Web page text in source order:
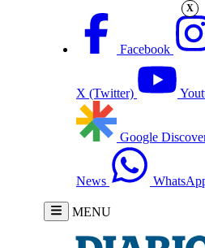
Facebook
X (Twitter)
Google
News
MENU
X